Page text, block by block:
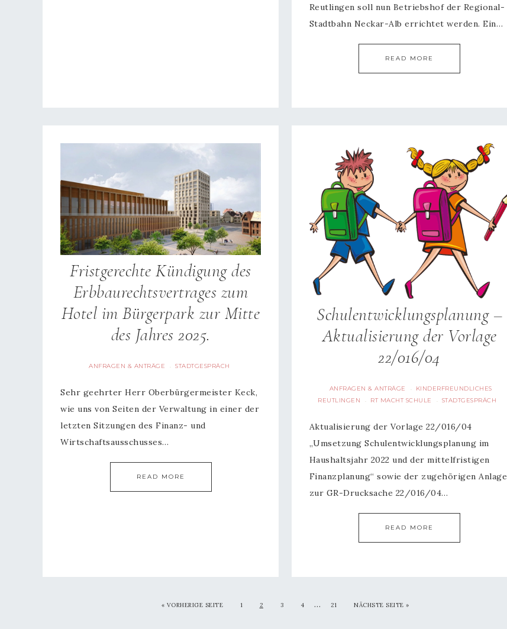
Reutlingen soll nun Betriebshof der Regional-
Stadtbahn Neckar-Alb errichtet werden. Ein…
READ MORE
Fristgerechte Kündigung des
Erbbaurechtsvertrages zum
Hotel im Bürgerpark zur Mitte
des Jahres 2025.
ANFRAGEN & ANTRÄGE · STADTGESPRÄCH
Sehr geehrter Herr Oberbürgermeister Keck,
wie uns von Seiten der Verwaltung in einer der
letzten Sitzungen des Finanz- und
Wirtschaftsausschusses…
READ MORE
Schulentwicklungsplanung –
Aktualisierung der Vorlage
22/016/04
ANFRAGEN & ANTRÄGE ·
KINDERFREUNDLICHES
REUTLINGEN
· RT MACHT SCHULE · STADTGESPRÄCH
Aktualisierung der Vorlage 22/016/04
„Umsetzung Schulentwicklungsplanung im
Haushaltsjahr 2022 und der mittelfristigen
Finanzplanung“ sowie der zugehörigen Anlage
zur GR-Drucksache 22/016/04…
READ MORE
« VORHERIGE SEITE 1 2 3 4 … 21 NÄCHSTE SEITE »